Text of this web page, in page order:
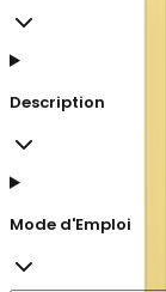
Description
Mode d'Emploi